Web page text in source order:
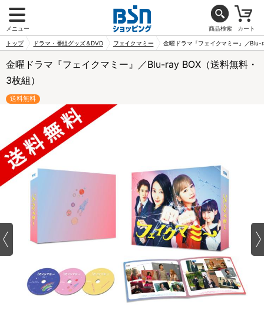
メニュー 商品検索 カート
トップ ドラマ・番組グッズ＆DVD フェイクマミー 金曜ドラマ『フェイクマミー』／
金曜ドラマ『フェイクマミー』／Blu-ray BOX（送料無料・
3枚組）
送料無料